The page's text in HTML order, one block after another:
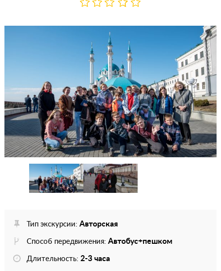
Тип экскурсии: Авторская
Способ передвижения: Автобус+пешком
Длительность: 2-3 часа